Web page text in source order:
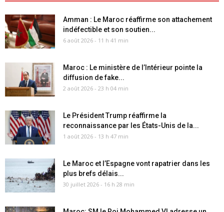
Amman : Le Maroc réaffirme son attachement
indéfectible et son soutien...
6 août 2026 - 11 h 41 min
Maroc : Le ministère de l’Intérieur pointe la
diffusion de fake...
2 août 2026 - 23 h 04 min
Le Président Trump réaffirme la
reconnaissance par les États-Unis de la...
1 août 2026 - 13 h 47 min
Le Maroc et l’Espagne vont rapatrier dans les
plus brefs délais...
30 juillet 2026 - 16 h 28 min